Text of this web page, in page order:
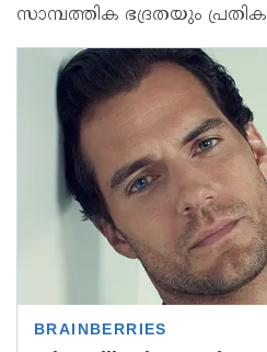
സാമ്പത്തിക ഭദ്രതയും